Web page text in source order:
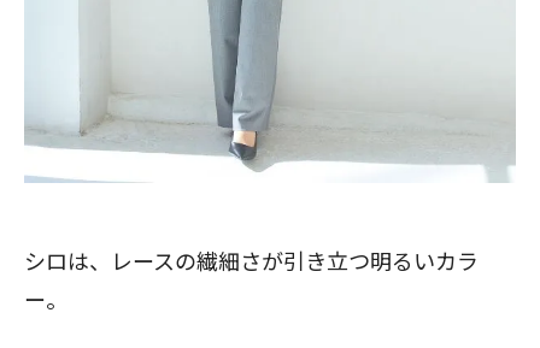
シロは、レースの繊細さが引き立つ明るいカラ
ー。